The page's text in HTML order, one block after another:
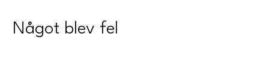
Något blev fel